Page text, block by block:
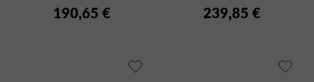
190,65 € 239,85 €